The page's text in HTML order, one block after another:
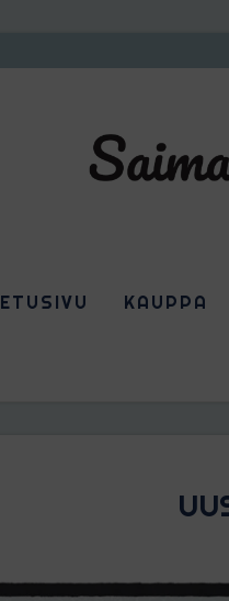
ETUSIVU KAUPPA